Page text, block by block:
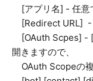
[アプリ名] - 任意
[Redirect URL] -
[OAuth Scpes] - [
開きますので、
OAuth Scopeの